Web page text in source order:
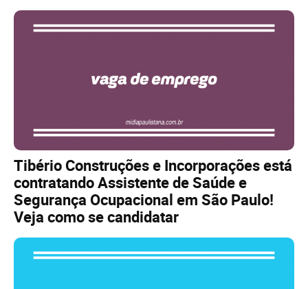
Tibério Construções e Incorporações está
contratando Assistente de Saúde e
Segurança Ocupacional em São Paulo!
Veja como se candidatar